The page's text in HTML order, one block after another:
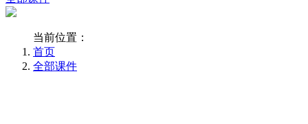
当前位置：
首页
全部课件